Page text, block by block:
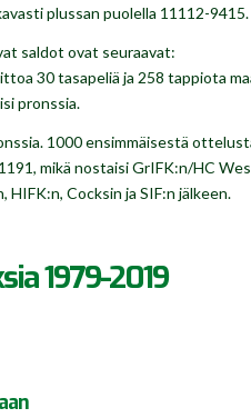
plussan puolella 11112-9415.
saldot ovat seuraavat:
30 tasapeliä ja 258 tappiota
pronssia.
1000 ensimmäisestä
mikä nostaisi GrIFK:n/HC
Cocksin ja SIF:n jälkeen.
1979-2019